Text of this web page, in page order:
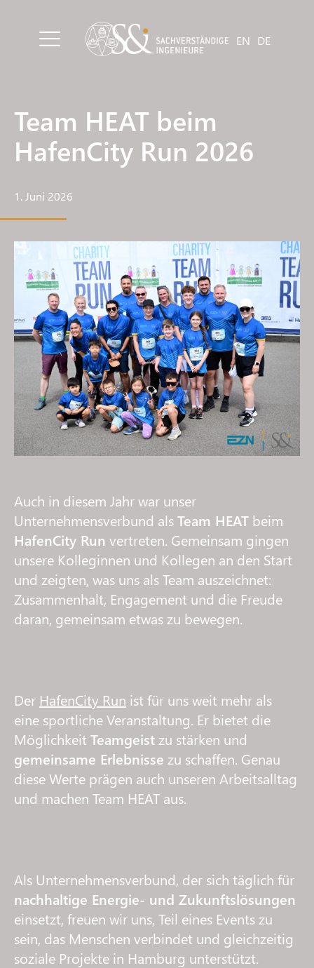
EN DE
Team HEAT beim
HafenCity Run 2026
1. Juni 2026
Auch in diesem Jahr war unser
Unternehmensverbund alsTeam HEAT beim
HafenCity Run vertreten. Gemeinsam gingen
unsere Kolleginnen und Kollegen an den Start
und zeigten, was uns als Team auszeichnet:
Zusammenhalt, Engagement und die Freude
daran, gemeinsam etwas zu bewegen.
Der HafenCity Run ist für uns weit mehr als
eine sportliche Veranstaltung. Er bietet die
Möglichkeit Teamgeist zu stärken und
gemeinsame Erlebnisse zu schaffen. Genau
diese Werte prägen auch unseren Arbeitsalltag
und machen Team HEAT aus.
Als Unternehmensverbund, der sich täglich für
nachhaltige Energie- und Zukunftslösungen
einsetzt, freuen wir uns, Teil eines Events zu
sein, das Menschen verbindet und gleichzeitig
soziale Projekte in Hamburg unterstützt.